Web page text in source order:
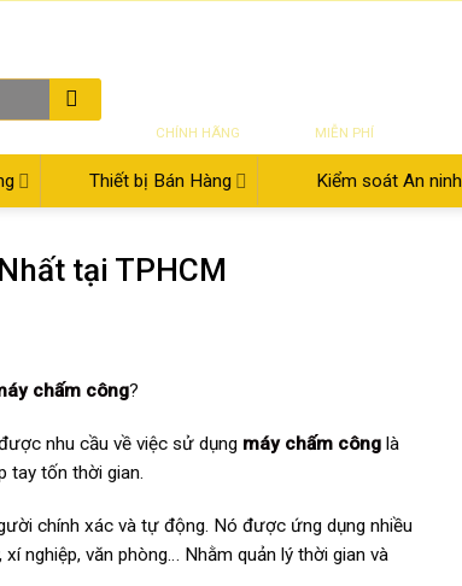
CHÍNH HÃNG
MIỄN PHÍ
Thiết bị Bán Hàng Kiểm soát An ninh
tại TPHCM
chấm công?
nhu cầu về việc sử dụng máy chấm công là
tay tốn thời gian.
chính xác và tự động. Nó được ứng dụng nhiều
nghiệp, văn phòng… Nhằm quản lý thời gian và